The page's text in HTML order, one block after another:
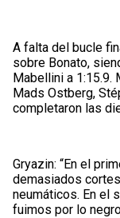
A falta del bucle
sobre Bonato,
Mabellini a 1:15.9.
Mads Ostberg,
completaron las
Gryazin: “En el
demasiados
neumáticos. En el
fuimos por lo